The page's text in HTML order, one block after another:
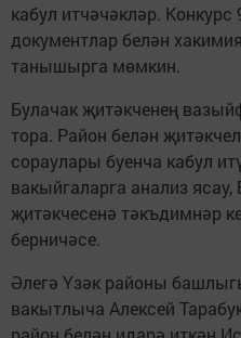
кабул итчәчәкләр.
документлар белән
танышырга мөмкин.
Булачак җитәкченең
тора. Район белән
сораулары буенча кабул
вакыйгаларга анализ
җитәкчесенә тәкъдимнәр
берничәсе.
Әлегә Үзәк районы
вакытлыча Алексей